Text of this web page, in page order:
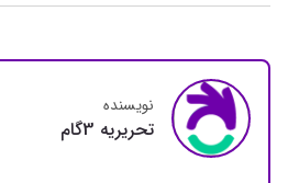
نویسنده
تحريريه 3گام